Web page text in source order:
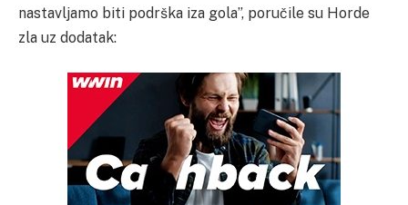
nastavljamo biti podrška iza gola”, poručile su Horde
zla uz dodatak: